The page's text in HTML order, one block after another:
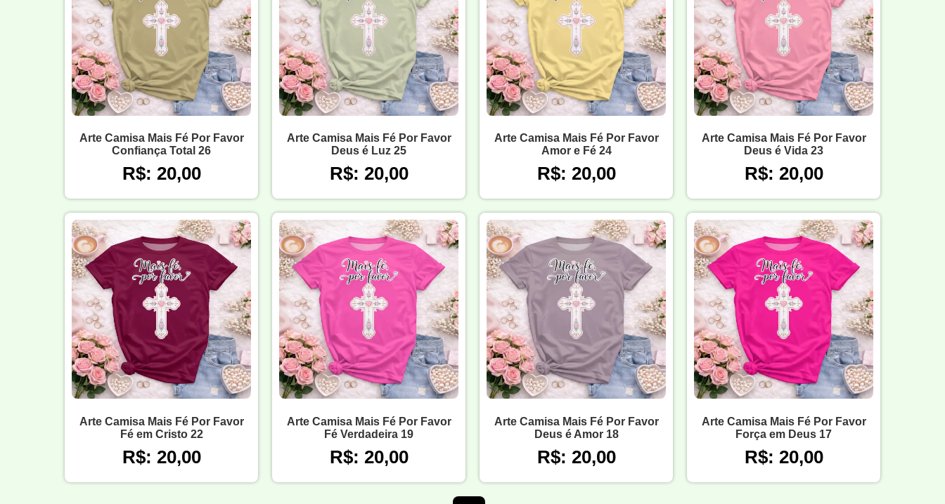
Arte Camisa Mais Fé Por Favor
Confiança Total 26
R$: 20,00
Arte Camisa Mais Fé Por Favor
Deus é Luz 25
R$: 20,00
Arte Camisa Mais Fé Por Favor
Amor e Fé 24
R$: 20,00
Arte Camisa Mais Fé Por Favor
Deus é Vida 23
R$: 20,00
Arte Camisa Mais Fé Por Favor
Fé em Cristo 22
R$: 20,00
Arte Camisa Mais Fé Por Favor
Fé Verdadeira 19
R$: 20,00
Arte Camisa Mais Fé Por Favor
Deus é Amor 18
R$: 20,00
Arte Camisa Mais Fé Por Favor
Força em Deus 17
R$: 20,00